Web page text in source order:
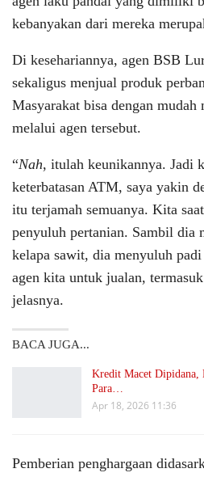
kebanyakan dari mereka
Di kesehariannya, agen BSB
sekaligus menjual produk
Masyarakat bisa dengan mudah
melalui agen tersebut.
“Nah, itulah keunikannya. Jadi
keterbatasan ATM, saya yakin
itu terjamah semuanya. Kita
penyuluh pertanian. Sambil dia
kelapa sawit, dia menyuluh
agen kita untuk jualan,
jelasnya.
BACA JUGA...
Kredit Macet Dipidana,
Para…
Apr 18, 2026 11:36
Pemberian penghargaan